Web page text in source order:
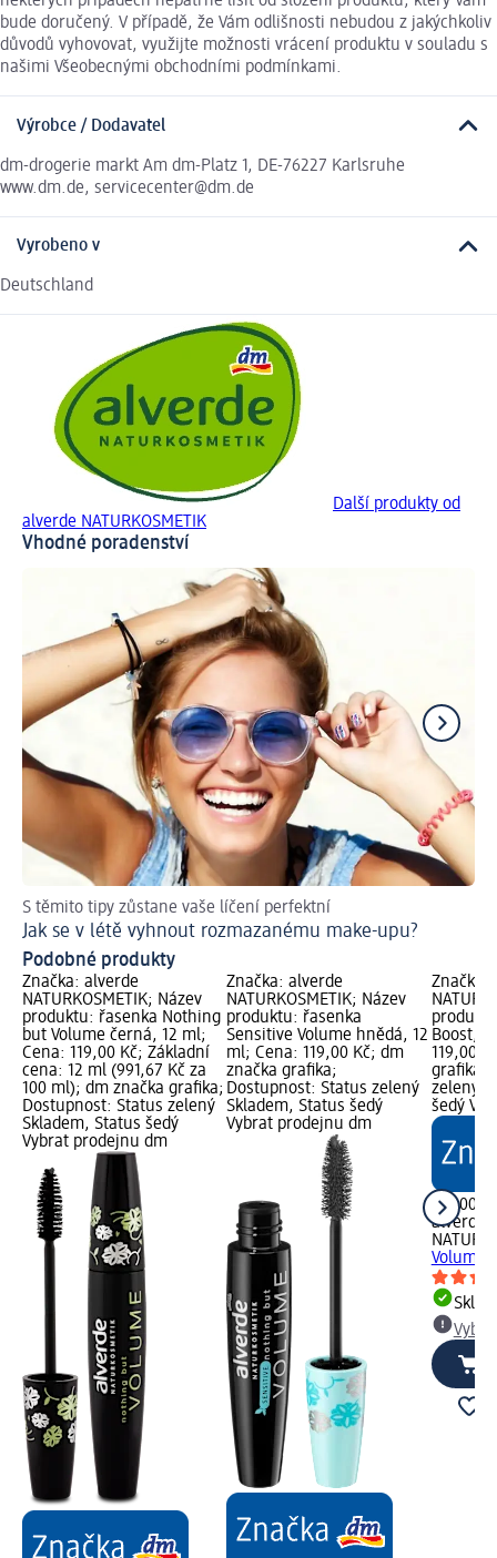
bude doručený. V případě, že Vám odlišnosti nebudou z jakýchkoliv
důvodů vyhovovat, využijte možnosti vrácení produktu v souladu s
našimi Všeobecnými obchodními podmínkami.
Výrobce / Dodavatel
dm-drogerie markt Am dm-Platz 1, DE-76227 Karlsruhe
www.dm.de, servicecenter@dm.de
Vyrobeno v
Deutschland
Další produkty od
alverde NATURKOSMETIK
Vhodné poradenství
S těmito tipy zůstane vaše líčení perfektní
Jak se v létě vyhnout rozmazanému make-upu?
Podobné produkty
Značka: alverde
NATURKOSMETIK; Název
produktu: řasenka Nothing
but Volume černá, 12 ml;
Cena: 119,00 Kč; Základní
cena: 12 ml (991,67 Kč za
100 ml); dm značka grafika;
Dostupnost: Status zelený
Skladem, Status šedý
Vybrat prodejnu dm
Značka: alverde
NATURKOSMETIK; Název
produktu: řasenka
Sensitive Volume hnědá, 12
ml; Cena: 119,00 Kč; dm
značka grafika;
Dostupnost: Status zelený
Skladem, Status šedý
Vybrat prodejnu dm
Značka:
Boost,
119,00
grafika;
zelený
šedý
119,00
alverde
Volume